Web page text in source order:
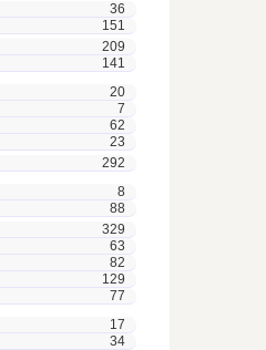
36
151
209
141
20
7
62
23
292
8
88
329
63
82
129
77
17
34